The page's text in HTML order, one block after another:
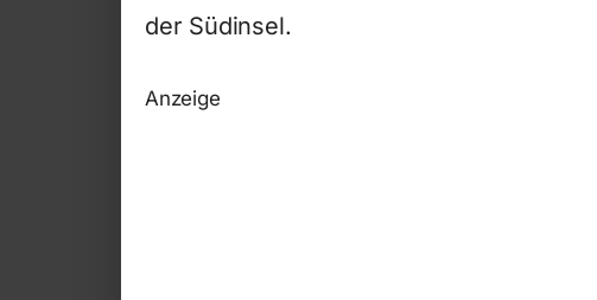
der Südinsel.
Anzeige